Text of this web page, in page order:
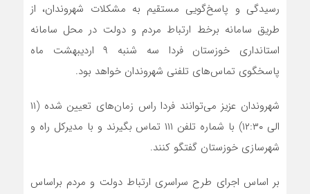
رسیدگی و پاسخ‌گویی مستقیم به مشکلات شهروندان، از
طریق سامانه برخط ارتباط مردم و دولت در محل سامانه
استانداری خوزستان فردا سه شنبه ۹ اردیبهشت ماه
پاسخگوی تماس‌های تلفنی شهروندان خواهد بود.
شهروندان عزیز می‌توانند فردا راس زمان‌های تعیین شده (۱۱
الی ۱۲:۳۰) با شماره تلفن ١١١ تماس بگیرند و با مدیرکل راه و
شهرسازی خوزستان گفتگو کنند.
بر اساس اجرای طرح سراسری ارتباط دولت و مردم براساس